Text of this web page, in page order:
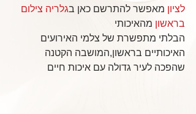
לציון מאפשר להתרשם כאן בגלריה צילום
בראשון מהאיכותי
הבלתי מתפשרת של צלמי האירועים
האיכותיים בראשון,המושבה הקטנה
שהפכה לעיר גדולה עם איכות חיים